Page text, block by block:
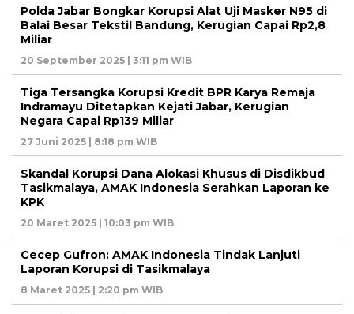
Polda Jabar Bongkar Korupsi Alat Uji Masker N95 di
Balai Besar Tekstil Bandung, Kerugian Capai Rp2,8
Miliar
20 September 2025 | 3:11 pm WIB
Tiga Tersangka Korupsi Kredit BPR Karya Remaja
Indramayu Ditetapkan Kejati Jabar, Kerugian
Negara Capai Rp139 Miliar
27 Juni 2025 | 8:18 pm WIB
Skandal Korupsi Dana Alokasi Khusus di Disdikbud
Tasikmalaya, AMAK Indonesia Serahkan Laporan ke
KPK
20 Maret 2025 | 10:03 pm WIB
Cecep Gufron: AMAK Indonesia Tindak Lanjuti
Laporan Korupsi di Tasikmalaya
8 Maret 2025 | 2:20 pm WIB